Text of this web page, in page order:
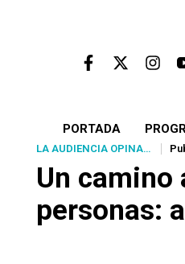
PORTADA
LA AUDIENCIA OPINA…
Un camino
personas: